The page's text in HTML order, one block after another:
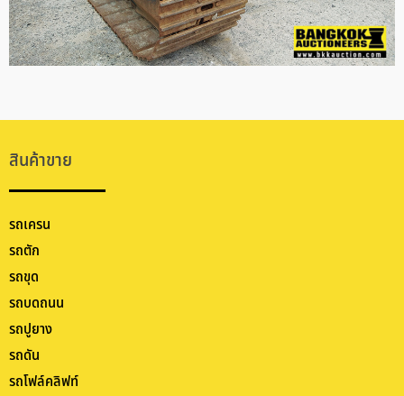
สินค้าขาย
รถเครน
รถตัก
รถขุด
รถบดถนน
รถปูยาง
รถดัน
รถโฟล์คลิฟท์